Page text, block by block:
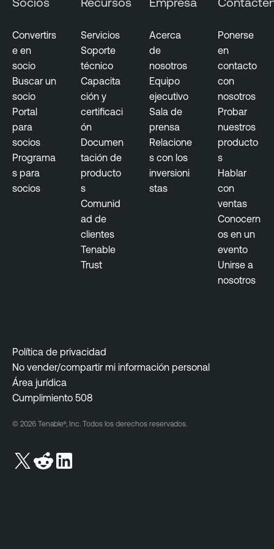
n
b
l
e
S
e
c
u
r
i
t
y
u
n
e
Convertirs
e en
socio
Buscar un
socio
Portal
para
socios
Programa
s para
socios
Servicios
Soporte
técnico
Capacita
ción y
certificaci
ón
Documen
tación de
producto
s
Comunid
ad de
clientes
Tenable
Trust
Acerca
de
nosotros
Equipo
ejecutivo
Sala de
prensa
Relacione
s con los
inversioni
stas
Ponerse
en
contacto
con
nosotros
Probar
nuestros
producto
s
Hablar
con
ventas
Conocern
os en un
evento
Unirse a
nosotros
Política de privacidad
No vender/compartir mi información personal
Área jurídica
Cumplimiento 508
© 2026 Tenable®, Inc. Todos los derechos reservados.